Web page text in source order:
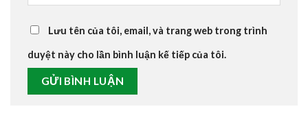
Lưu tên của tôi, email, và trang web trong trình
duyệt này cho lần bình luận kế tiếp của tôi.